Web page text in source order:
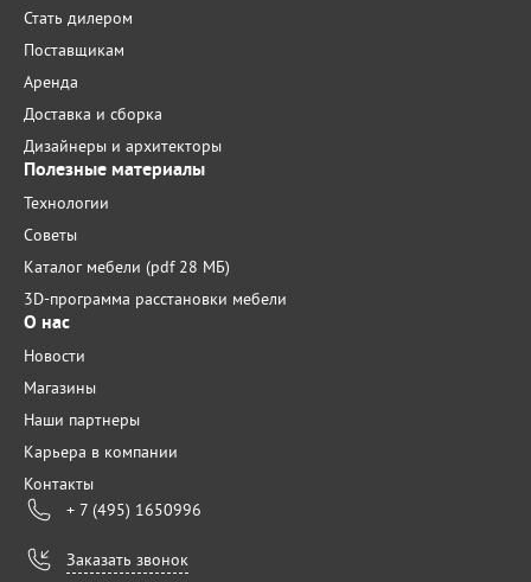
Стать дилером
Поставщикам
Аренда
Доставка и сборка
Дизайнеры и архитекторы
Полезные материалы
Технологии
Советы
Каталог мебели (pdf 28 МБ)
3D-программа расстановки мебели
О нас
Новости
Магазины
Наши партнеры
Карьера в компании
Контакты
+ 7 (495) 1650996
Заказать звонок